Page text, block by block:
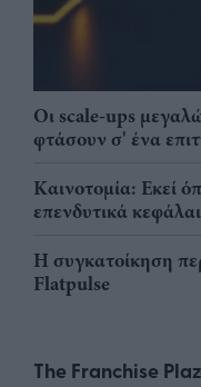
Οι scale-ups
φτάσουν σ' ένα
Καινοτομία: Εκεί
επενδυτικά
Η συγκατοίκηση
Flatpulse
The Franchise